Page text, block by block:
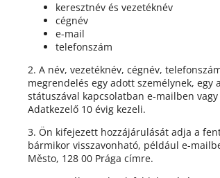
keresztnév és vezetéknév
cégnév
e-mail
telefonszám
2. A név, vezetéknév, cégnév,
megrendelés egy adott személynek,
státuszával kapcsolatban e-mailben
Adatkezelő 10 évig kezeli.
3. Ön kifejezett hozzájárulását adja a
bármikor visszavonható, például e-
Město, 128 00 Prága címre.